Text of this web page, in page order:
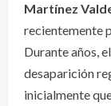
Martínez
recientemente
Durante años,
desaparición
inicialmente